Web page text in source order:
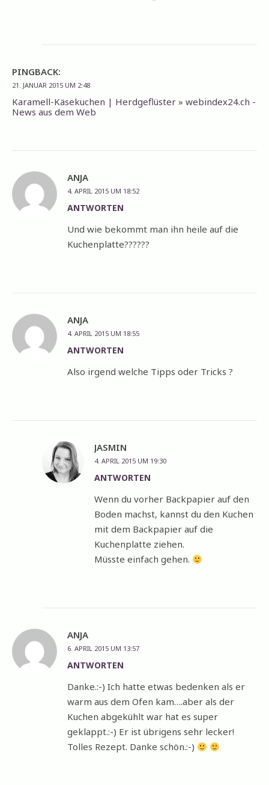
PINGBACK:
21. JANUAR 2015 UM 2:48
Karamell-Käsekuchen | Herdgeflüster » webindex24.ch -
News aus dem Web
ANJA
4. APRIL 2015 UM 18:52
ANTWORTEN
Und wie bekommt man ihn heile auf die
Kuchenplatte??????
ANJA
4. APRIL 2015 UM 18:55
ANTWORTEN
Also irgend welche Tipps oder Tricks ?
JASMIN
4. APRIL 2015 UM 19:30
ANTWORTEN
Wenn du vorher Backpapier auf den
Boden machst, kannst du den Kuchen
mit dem Backpapier auf die
Kuchenplatte ziehen.
Müsste einfach gehen.
ANJA
6. APRIL 2015 UM 13:57
ANTWORTEN
Danke.:-) Ich hatte etwas bedenken als er
warm aus dem Ofen kam….aber als der
Kuchen abgekühlt war hat es super
geklappt.:-) Er ist übrigens sehr lecker!
Tolles Rezept. Danke schön.:-)